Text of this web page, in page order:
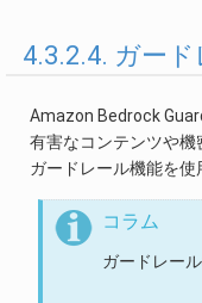
4.3.2.4. ガード
Amazon Bedrock
有害なコンテンツや
ガードレール機能を
コラム
ガードレー